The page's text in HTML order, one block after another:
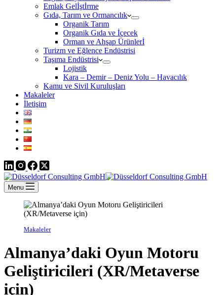
Emlak Gelİştİrme
Gıda, Tarım ve Ormancılık
Organik Tarım
Organik Gıda ve İçecek
Orman ve Ahşap Ürünlerİ
Turizm ve Eğlence Endüstrisi
Taşıma Endüstrisi
Lojistik
Kara – Demir – Deniz Yolu – Havacılık
Kamu ve Sivil Kuruluşları
Makaleler
İletişim
Menu
Makaleler
Almanya’daki Oyun Motoru
Geliştiricileri (XR/Metaverse
için)